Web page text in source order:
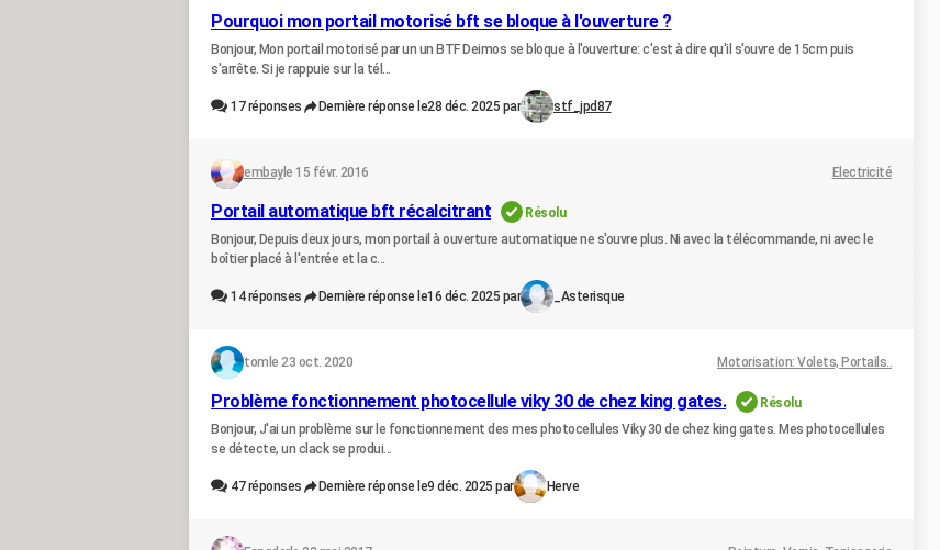
Pourquoi mon portail motorisé bft se bloque à l'ouverture ?
Bonjour, Mon portail motorisé par un un BTF Deimos se bloque à l'ouverture: c'est à dire qu'il s'ouvre de 15cm puis
s'arrête. Si je rappuie sur la tél...
17réponses Dernière réponse le28 déc. 2025 par stf_jpd87
embayle 15 févr. 2016 Electricité
Portail automatique bft récalcitrant
Résolu
Bonjour, Depuis deux jours, mon portail à ouverture automatique ne s'ouvre plus. Ni avec la télécommande, ni avec le
boîtier placé à l'entrée et la c...
14réponses Dernière réponse le16 déc. 2025 par _Asterisque
tom le 23 oct. 2020 Motorisation: Volets, Portails..
Problème fonctionnement photocellule viky 30 de chez king gates.
Résolu
Bonjour, J'ai un problème sur le fonctionnement des mes photocellules Viky 30 de chez king gates. Mes photocellules
se détecte, un clack se produi...
47réponses Dernière réponse le9 déc. 2025 par Herve